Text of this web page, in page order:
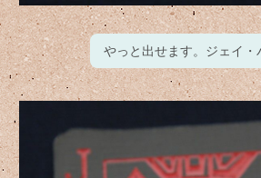
やっと出せます。ジェイ・